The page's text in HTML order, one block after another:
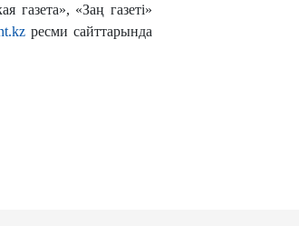
«Заң газеті»
ресми сайттарында